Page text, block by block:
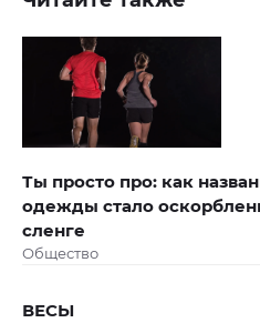
Ты просто про: как
одежды стало
сленге
Общество
ВЕСЫ